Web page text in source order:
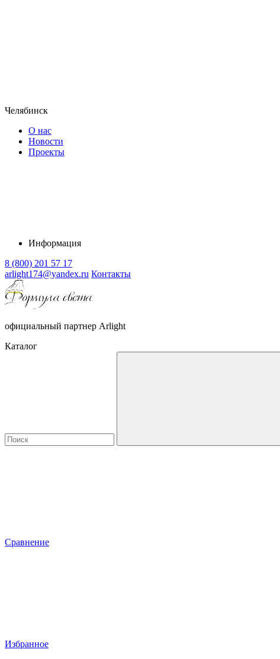
Челябинск
О нас
Новости
Проекты
Информация
8 (800) 201 57 17
arlight174@yandex.ru Контакты
официальный партнер Arlight
Каталог
Сравнение
Избранное